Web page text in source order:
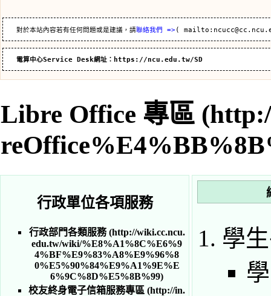
   對於本站內容若有任何問題或是建議，請
聯絡我們 =>(
電算中心Service Desk網址： https://ncu.edu.tw/SD
Libre Office 專區
行政單位各項服務
行政部門各類服務
校友終身電子信箱服務專區
學